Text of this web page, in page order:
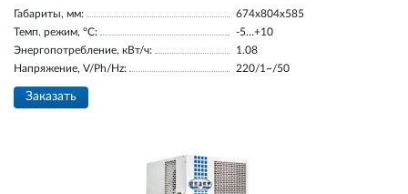
Габариты, мм:
674х804х585
Темп. режим, °С:
-5…+10
Энергопотребление, кВт/ч:
1.08
Напряжение, V/Ph/Hz:
220/1~/50
Заказать